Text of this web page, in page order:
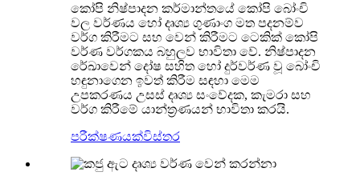
කෝපි නිෂ්පාදන කර්මාන්තයේ කෝපි බෝංචි
වල වර්ණය හෝ දෘශ්‍ය ගුණාංග මත පදනම්ව
වර්ග කිරීමට සහ වෙන් කිරීමට ටෙකික් කෝපි
වර්ණ වර්ගකය බහුලව භාවිතා වේ. නිෂ්පාදන
රේඛාවෙන් දෝෂ සහිත හෝ දුර්වර්ණ වූ බෝංචි
හඳුනාගෙන ඉවත් කිරීම සඳහා මෙම
උපකරණය උසස් දෘශ්‍ය සංවේදක, කැමරා සහ
වර්ග කිරීමේ යාන්ත්‍රණයන් භාවිතා කරයි.
පරීක්ෂණයක්විස්තර